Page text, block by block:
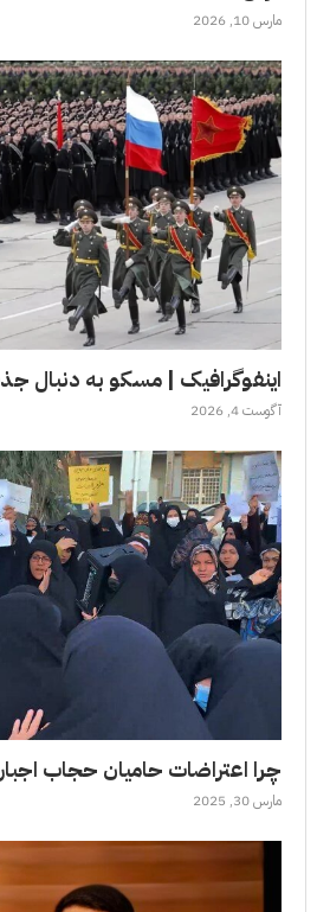
مارس 10, 2026
اینفوگرافیک | مسکو به دنبال
آگوست 4, 2026
چرا اعتراضات حامیان حجاب
مارس 30, 2025